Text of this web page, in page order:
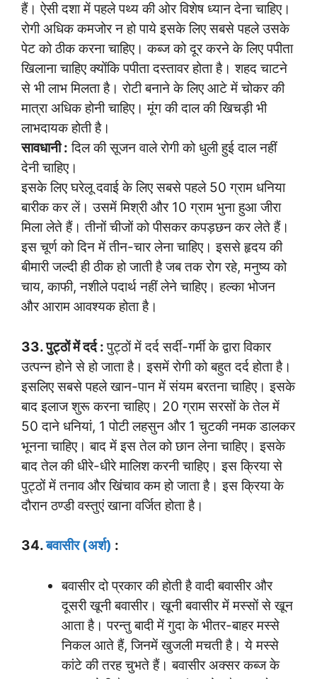
हैं। ऐसी दशा में पहले पथ्य की ओर विशेष ध्यान देना चाहिए।
रोगी अधिक कमजोर न हो पाये इसके लिए सबसे पहले उसके
पेट को ठीक करना चाहिए। कब्ज को दूर करने के लिए पपीता
खिलाना चाहिए क्योंकि पपीता दस्तावर होता है। शहद चाटने
से भी लाभ मिलता है। रोटी बनाने के लिए आटे में चोकर की
मात्रा अधिक होनी चाहिए। मूंग की दाल की खिचड़ी भी
लाभदायक होती है।
सावधानी : दिल की सूजन वाले रोगी को धुली हुई दाल नहीं
देनी चाहिए।
इसके लिए घरेलू दवाई के लिए सबसे पहले 50 ग्राम धनिया
बारीक कर लें। उसमें मिश्री और 10 ग्राम भुना हुआ जीरा
मिला लेते हैं। तीनों चीजों को पीसकर कपड़छन कर लेते हैं।
इस चूर्ण को दिन में तीन-चार लेना चाहिए। इससे हृदय की
बीमारी जल्दी ही ठीक हो जाती है जब तक रोग रहे, मनुष्य को
चाय, काफी, नशीले पदार्थ नहीं लेने चाहिए। हल्का भोजन
और आराम आवश्यक होता है।
33. पुट्ठों में दर्द :पुट्ठों में दर्द सर्दी-गर्मी के द्वारा विकार
उत्पन्न होने से हो जाता है। इसमें रोगी को बहुत दर्द होता है।
इसलिए सबसे पहले खान-पान में संयम बरतना चाहिए। इसके
बाद इलाज शुरू करना चाहिए। 20 ग्राम सरसों के तेल में
50 दाने धनियां, 1 पोटी लहसुन और 1 चुटकी नमक डालकर
भूनना चाहिए। बाद में इस तेल को छान लेना चाहिए। इसके
बाद तेल की धीरे-धीरे मालिश करनी चाहिए। इस क्रिया से
पुट्ठों में तनाव और खिंचाव कम हो जाता है। इस क्रिया के
दौरान ठण्डी वस्तुएं खाना वर्जित होता है।
34.बवासीर (अर्श) :
बवासीर दो प्रकार की होती है वादी बवासीर और
दूसरी खूनी बवासीर। खूनी बवासीर में मस्सों से खून
आता है। परन्तु बादी में गुदा के भीतर-बाहर मस्से
निकल आते हैं, जिनमें खुजली मचती है। ये मस्से
कांटे की तरह चुभते हैं। बवासीर अक्सर कब्ज के